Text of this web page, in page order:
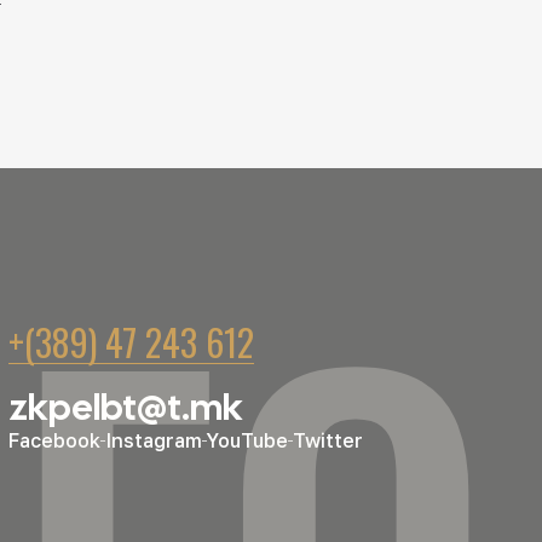
+(389) 47 243 612
zkpelbt@t.mk
Facebook Instagram YouTube Twitter